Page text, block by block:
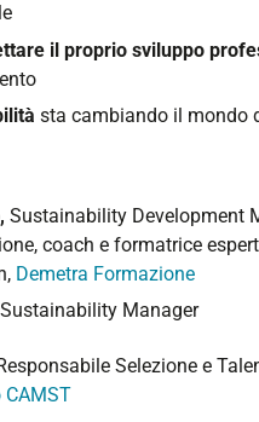
il proprio sviluppo
sta cambiando il mondo
Sustainability Development
coach e formatrice
Demetra Formazione
Manager
Selezione e
CAMST